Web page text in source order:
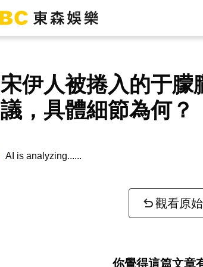
宋伊人被捲入的于朦
議，具體細節為何？
AI is analyzing...
觀看原
你覺得這篇文章